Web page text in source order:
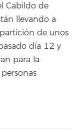
Cabildo de
llevando a
de unos
día 12 y
para la